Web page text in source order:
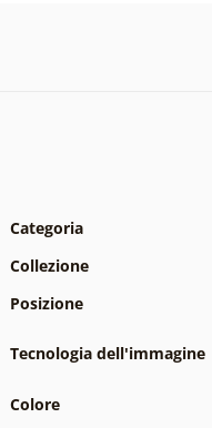
Categoria
Collezione
Posizione
Tecnologia dell'immagine
Colore